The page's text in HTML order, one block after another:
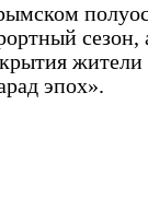
сезон,
жители
эпох».